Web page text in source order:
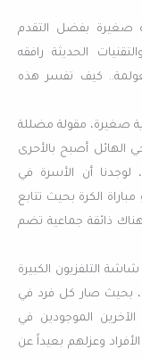
صغيرة بفضل التقدم
الحديثة رافقه
كيف تفسر هذه
صغيرة، مقولة مضللة
الهائل أصبح بالأحرى
لوجدنا أن الأسرة في
الكرة بحيث تتابع
ذائقة جماعية تضم
التلفزيون الكبيرة
بحيث صار كل فرد في
الموجودين في
وعزلهم بعيداً عن